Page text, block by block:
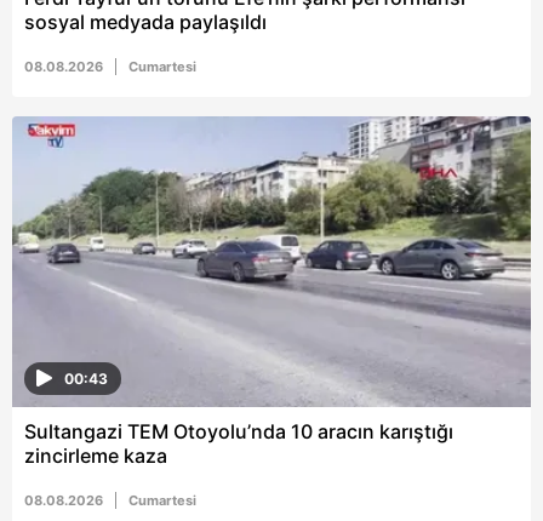
sosyal medyada paylaşıldı
08.08.2026 Cumartesi
00:43
Sultangazi TEM Otoyolu’nda 10 aracın karıştığı
zincirleme kaza
08.08.2026 Cumartesi